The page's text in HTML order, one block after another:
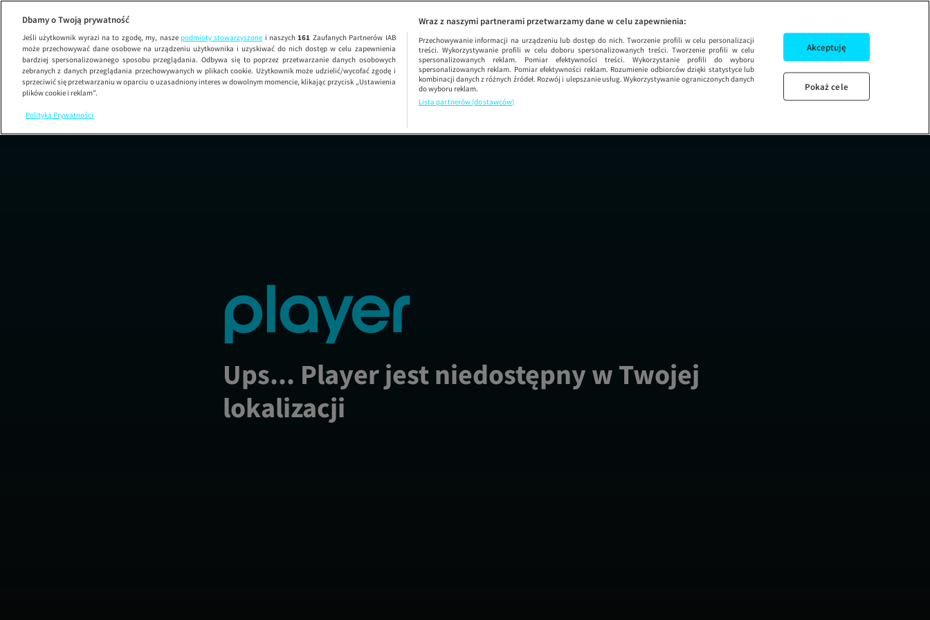
Gorączka złota SEZON 13 ODCINEK 21 GORĄCZKA
Ups... Player jest niedostępny w Twojej
lokalizacji
Dbamy o Twoją prywatność
Jeśli użytkownik wyrazi na to zgodę, my, nasze podmioty stowarzyszone i naszych161 Zaufanych Partnerów IAB
może przechowywać dane osobowe na urządzeniu użytkownika i uzyskiwać do nich dostęp w celu zapewnienia
bardziej spersonalizowanego sposobu przeglądania. Odbywa się to poprzez przetwarzanie danych osobowych
zebranych z danych przeglądania przechowywanych w plikach cookie. Użytkownik może udzielić/wycofać zgodę i
sprzeciwić się przetwarzaniu w oparciu o uzasadniony interes w dowolnym momencie, klikając przycisk „Ustawienia
plików cookie i reklam”.
Polityka Prywatności
Wraz z naszymi partnerami przetwarzamy dane w celu zapewnienia:
Przechowywanie informacji na urządzeniu lub dostęp do nich. Tworzenie profili w celu personalizacji
treści. Wykorzystywanie profili w celu doboru spersonalizowanych treści. Tworzenie profili w celu
spersonalizowanych reklam. Pomiar efektywności treści. Wykorzystanie profili do wyboru
spersonalizowanych reklam. Pomiar efektywności reklam. Rozumienie odbiorców dzięki statystyce lub
kombinacji danych z różnych źródeł. Rozwój i ulepszanie usług. Wykorzystywanie ograniczonych danych
do wyboru reklam.
Lista partnerów (dostawców)
Akceptuję
Pokaż cele